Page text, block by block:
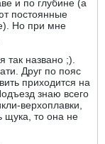
и по глубине (а
постоянные
Но при мне
так названо ;).
Друг по пояс
приходится на
знаю всего
верхоплавки,
щука, то она не